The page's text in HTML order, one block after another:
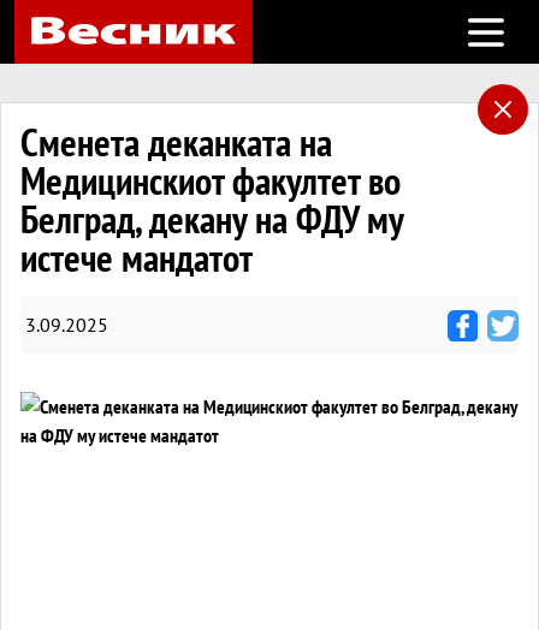
Open
Сменета деканката на
Медицинскиот факултет во
Белград, декану на ФДУ му
истече мандатот
3.09.2025